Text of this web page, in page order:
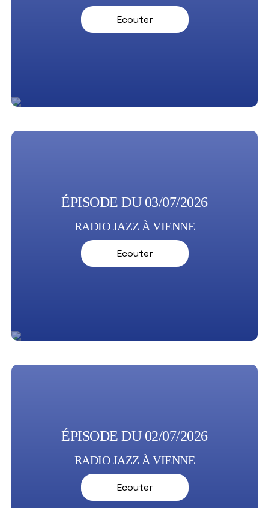
Ecouter
ÉPISODE DU 03/07/2026
RADIO JAZZ À VIENNE
Ecouter
ÉPISODE DU 02/07/2026
RADIO JAZZ À VIENNE
Ecouter